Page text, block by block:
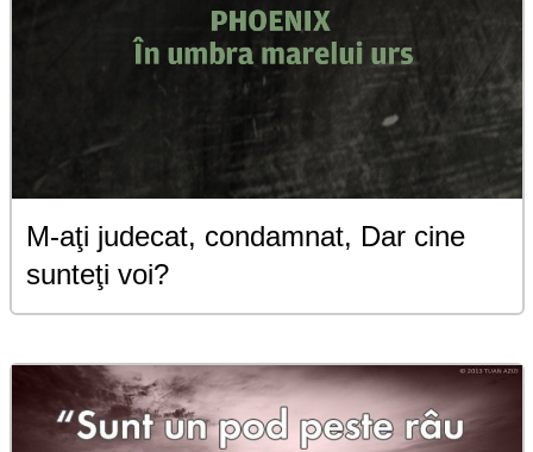
M-aţi judecat, condamnat, Dar cine
sunteţi voi?